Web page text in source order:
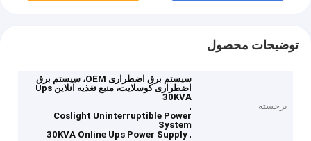
توضیحات محصول
برجسته
سیستم برق اضطراری OEM، سیستم برق
اضطراری کوسلایت، منبع تغذیه آنلاین Ups
30KVA
,
Coslight Uninterruptible Power
System
,
30KVA Online Ups Power Supply